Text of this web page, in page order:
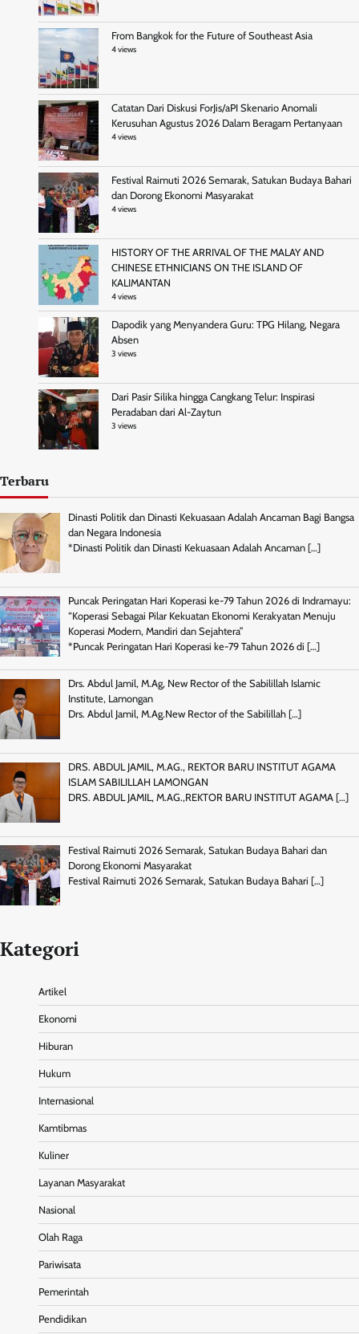
From Bangkok for the Future of Southeast Asia
4 views
Catatan Dari Diskusi ForJis/aPI Skenario Anomali
Kerusuhan Agustus 2026 Dalam Beragam Pertanyaan
4 views
Festival Raimuti 2026 Semarak, Satukan Budaya Bahari
dan Dorong Ekonomi Masyarakat
4 views
HISTORY OF THE ARRIVAL OF THE MALAY AND
CHINESE ETHNICIANS ON THE ISLAND OF
KALIMANTAN
4 views
Dapodik yang Menyandera Guru: TPG Hilang, Negara
Absen
3 views
Dari Pasir Silika hingga Cangkang Telur: Inspirasi
Peradaban dari Al-Zaytun
3 views
Terbaru
Dinasti Politik dan Dinasti Kekuasaan Adalah Ancaman Bagi Bangsa
dan Negara Indonesia
*Dinasti Politik dan Dinasti Kekuasaan Adalah Ancaman […]
Puncak Peringatan Hari Koperasi ke-79 Tahun 2026 di Indramayu:
“Koperasi Sebagai Pilar Kekuatan Ekonomi Kerakyatan Menuju
Koperasi Modern, Mandiri dan Sejahtera”
*Puncak Peringatan Hari Koperasi ke-79 Tahun 2026 di […]
Drs. Abdul Jamil, M.Ag, New Rector of the Sabilillah Islamic
Institute, Lamongan
Drs. Abdul Jamil, M.Ag.New Rector of the Sabilillah […]
DRS. ABDUL JAMIL, M.AG., REKTOR BARU INSTITUT AGAMA
ISLAM SABILILLAH LAMONGAN
DRS. ABDUL JAMIL, M.AG.,REKTOR BARU INSTITUT AGAMA […]
Festival Raimuti 2026 Semarak, Satukan Budaya Bahari dan
Dorong Ekonomi Masyarakat
Festival Raimuti 2026 Semarak, Satukan Budaya Bahari […]
Kategori
Artikel
Ekonomi
Hiburan
Hukum
Internasional
Kamtibmas
Kuliner
Layanan Masyarakat
Nasional
Olah Raga
Pariwisata
Pemerintah
Pendidikan